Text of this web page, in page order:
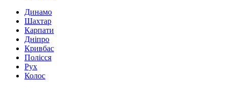
Динамо
Шахтар
Карпати
Дніпро
Кривбас
Полісся
Рух
Колос